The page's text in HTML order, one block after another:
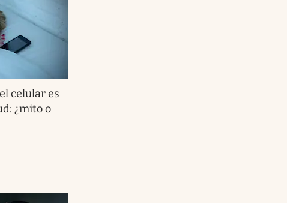
celular es
¿mito o